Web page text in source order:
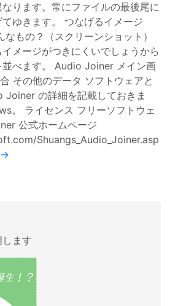
ります。常にファイルの最後尾に
ゆきます。 つなげるイメージ
もの？（スクリーンショット）
メージがつきにくいでしょうから
並べます。 Audio Joiner メイン画
その他のデータ ソフトウェアと
Joiner の詳細を記載しておきま
。 ライセンス フリーソフトウェ
公式ホームページ
Shuangs_Audio_Joiner.asp
→
ます